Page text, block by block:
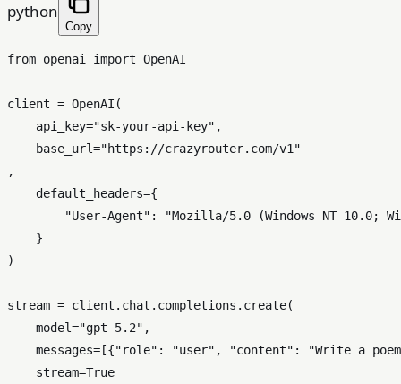
python
Copy
from openai import OpenAI
client = OpenAI(
    api_key=
"sk-your-api-key" ,
    base_url=
"https://crazyrouter.com/v1"
,
    default_headers={
"User-Agent" :
"Mozilla/5.0 (Windows NT 10.0;
    }
)
stream = client.chat.completions.create(
    model=
"gpt-5.2" ,
    messages=[{
"role" : "user" , "content" :
"Write a
    stream=
True